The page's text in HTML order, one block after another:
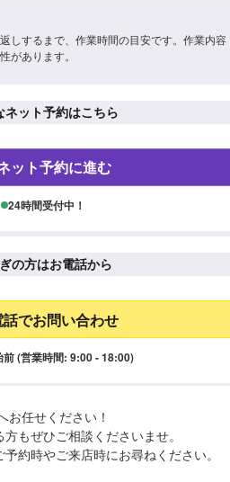
しするまで、作業時間の目安です。作業内容
があります。
ネット予約はこちら
ット予約に進む
24時間受付中！
の方はお電話から
話でお問い合わせ
前 (営業時間: 9:00 - 18:00)
お任せください！
もぜひご相談くださいませ。
約時やご来店時にお尋ねください。